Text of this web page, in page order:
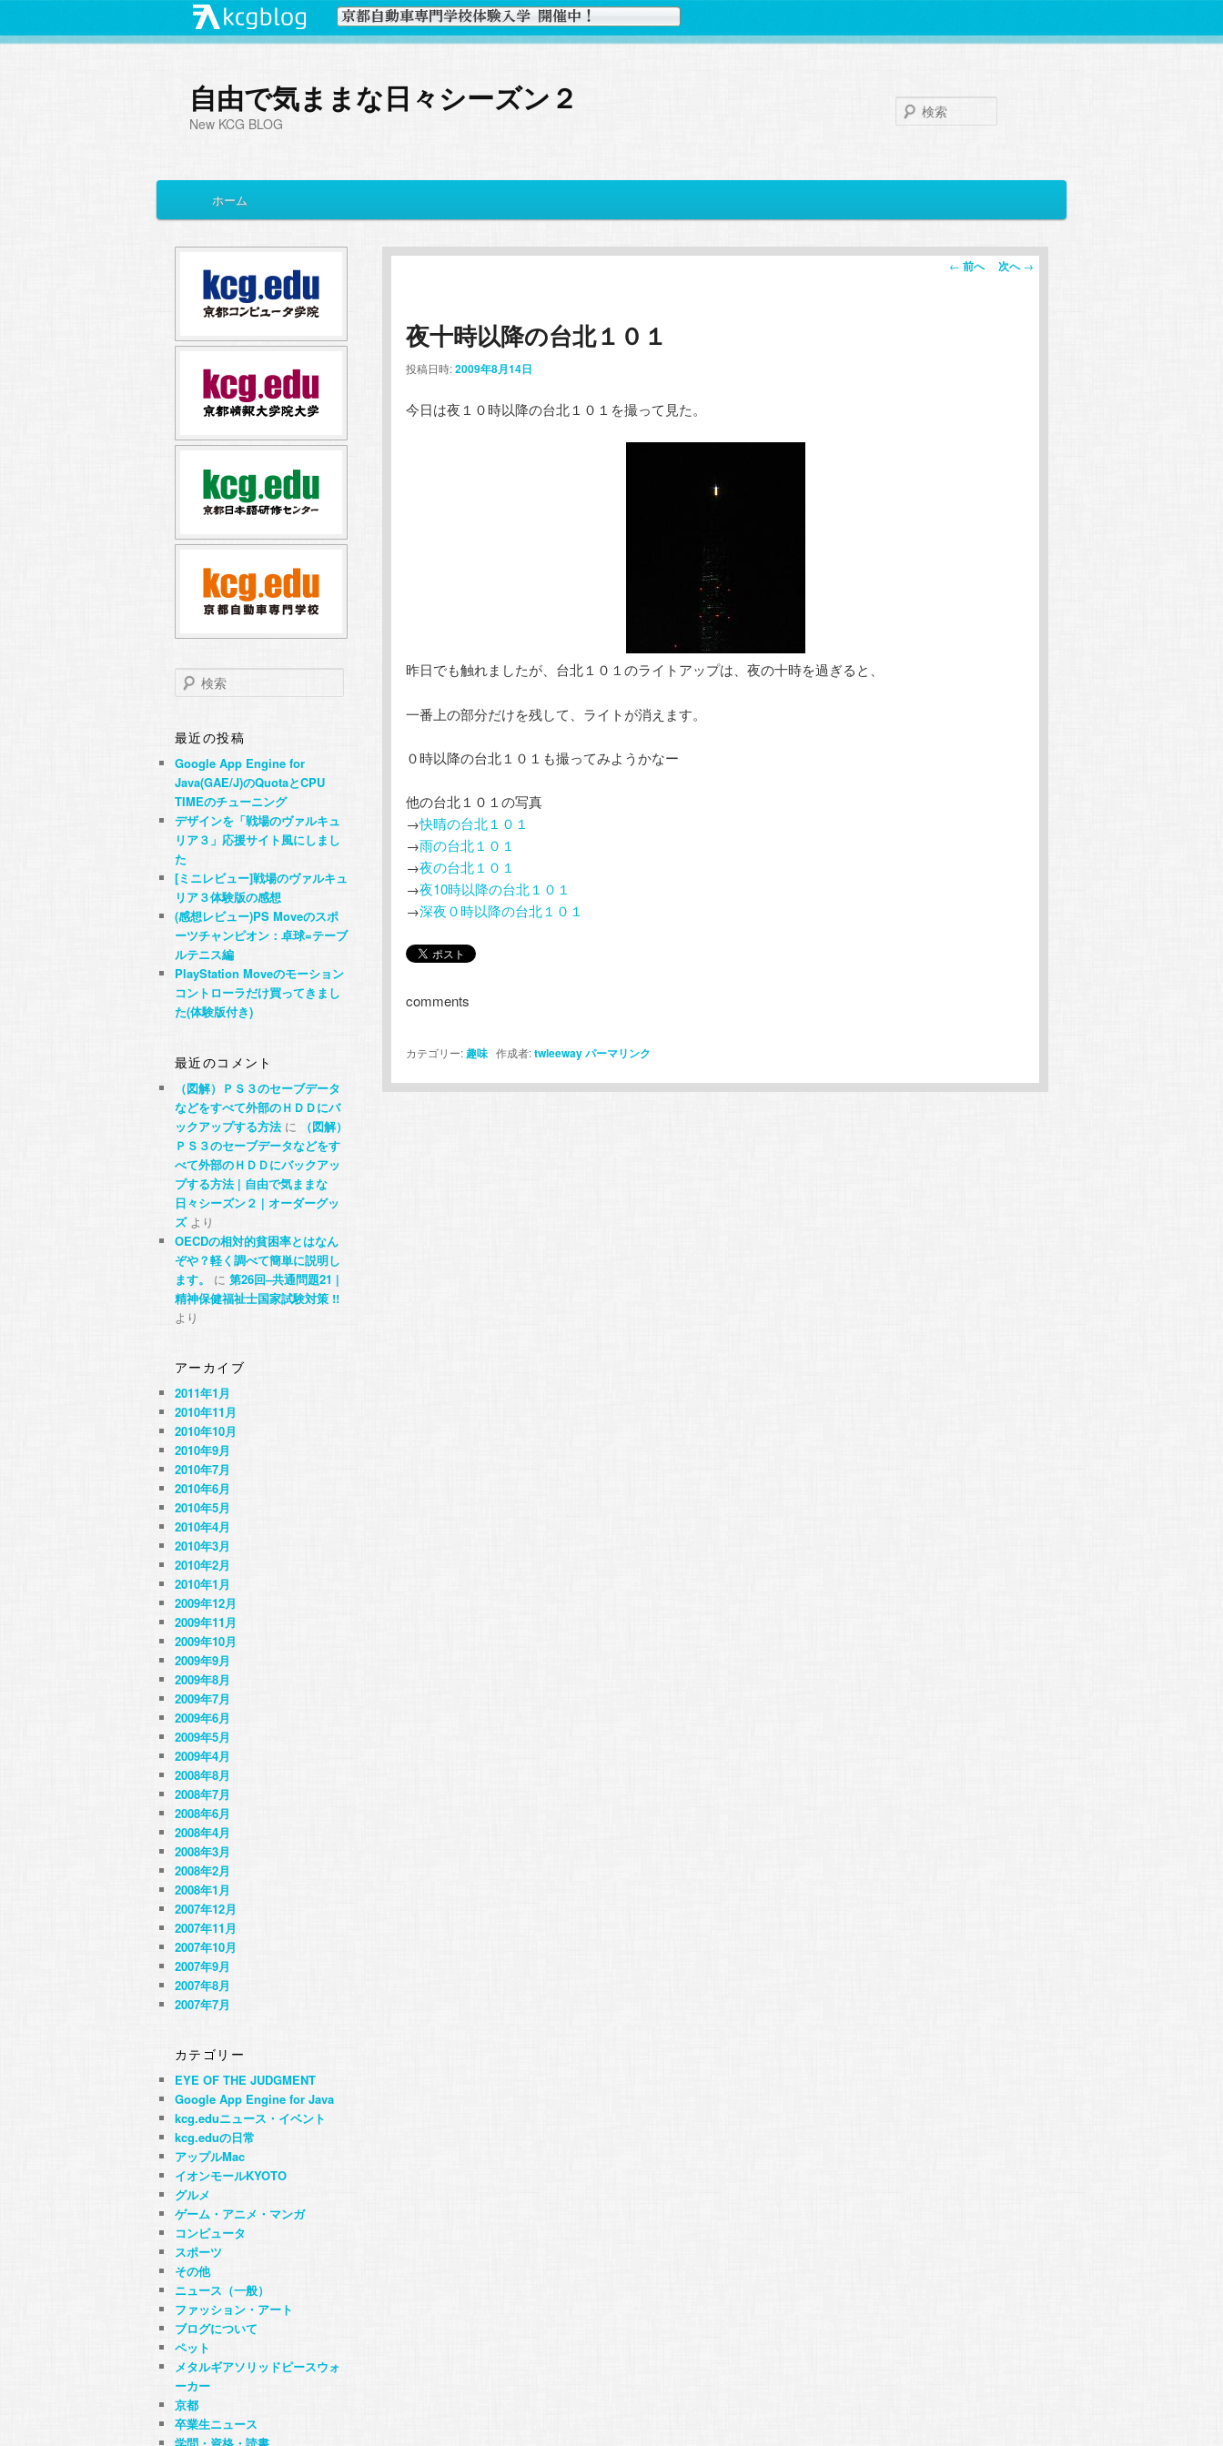
自由で気ままな日々シーズン２
New KCG BLOG
イ
メ
イ
ン
コ
ン
ツ
移
サ
ブ
コ
ン
テ
へ
動
ホーム
投
← 前へ 次へ→
夜十時以降の台北１０１
投稿日時:2009年8月14日
今日は夜１０時以降の台北１０１を撮って見た。
昨日でも触れましたが、台北１０１のライトアップは、夜の十時を過ぎると、
一番上の部分だけを残して、ライトが消えます。
０時以降の台北１０１も撮ってみようかなー
他の台北１０１の写真
→快晴の台北１０１
→雨の台北１０１
→夜の台北１０１
→夜10時以降の台北１０１
→深夜０時以降の台北１０１
comments
カテゴリー:趣味 作成者:twleewayパーマリンク
検
索
最近の投稿
Google App Engine for
Java(GAE/J)のQuotaとCPU
TIMEのチューニング
デザインを「戦場のヴァルキュ
リア３」応援サイト風にしまし
た
[ミニレビュー]戦場のヴァルキュ
リア３体験版の感想
(感想レビュー)PS Moveのスポ
ーツチャンピオン：卓球=テーブ
ルテニス編
PlayStation Moveのモーション
コントローラだけ買ってきまし
た(体験版付き)
最近のコメント
（図解）ＰＳ３のセーブデータ
などをすべて外部のＨＤＤにバ
ックアップする方法に
（図解）
ＰＳ３のセーブデータなどをす
べて外部のＨＤＤにバックアッ
プする方法 | 自由で気ままな
日々シーズン２ | オーダーグッ
ズより
OECDの相対的貧困率とはなん
ぞや？軽く調べて簡単に説明し
ます。
に 第26回–共通問題21 |
精神保健福祉士国家試験対策 !!
より
アーカイブ
2011年1月
2010年11月
2010年10月
2010年9月
2010年7月
2010年6月
2010年5月
2010年4月
2010年3月
2010年2月
2010年1月
2009年12月
2009年11月
2009年10月
2009年9月
2009年8月
2009年7月
2009年6月
2009年5月
2009年4月
2008年8月
2008年7月
2008年6月
2008年4月
2008年3月
2008年2月
2008年1月
2007年12月
2007年11月
2007年10月
2007年9月
2007年8月
2007年7月
カテゴリー
EYE OF THE JUDGMENT
Google App Engine for Java
kcg.eduニュース・イベント
kcg.eduの日常
アップルMac
イオンモールKYOTO
グルメ
ゲーム・アニメ・マンガ
コンピュータ
スポーツ
その他
ニュース（一般）
ファッション・アート
ブログについて
ペット
メタルギアソリッドピースウォ
ーカー
京都
卒業生ニュース